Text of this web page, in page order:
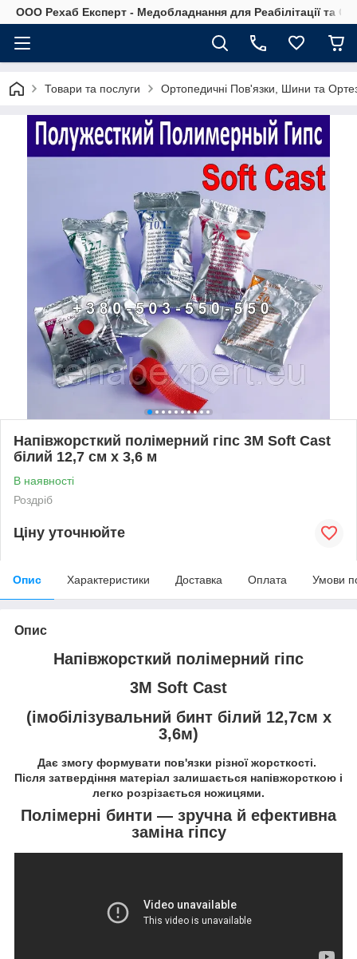
OOO Рехаб Експерт - Медобладнання для Реабілітації та
Товари та послуги Ортопедичні Пов'язки, Шини та
Напівжорсткий полімерний гіпс 3M Soft Cast
білий 12,7 см х 3,6 м
В наявності
Роздріб
Ціну уточнюйте
Опис Характеристики Доставка Оплата Умови
Опис
Напівжорсткий полімерний гіпс
3M Soft Cast
(імобілізувальний бинт білий 12,7см х
3,6м)
Дає змогу формувати пов'язки різної жорсткості.
Після затвердіння матеріал залишається напівжорсткою і
легко розрізається ножицями.
Полімерні бинти — зручна й ефективна
заміна гіпсу